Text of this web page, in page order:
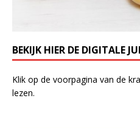
BEKIJK HIER DE DIGITALE
Klik op de voorpagina van de
lezen.